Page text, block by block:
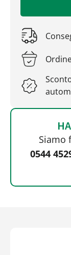
Siamo
0544